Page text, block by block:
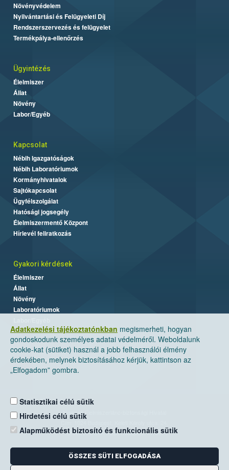
Adatkezelési tájékoztatónkban megismerheti, hogyan
gondoskodunk személyes adatai védelméről. Weboldalunk
cookie-kat (sütiket) használ a jobb felhasználói élmény
érdekében, melynek biztosításához kérjük, kattintson az
„Elfogadom” gombra.
Statisztikai célú sütik
Hirdetési célú sütik
Alapműködést biztosító és funkcionális sütik
ÖSSZES SÜTI ELFOGADÁSA
Növényvédelem
Nyilvántartási és Felügyeleti Díj
Rendszerszervezés és felügyelet
Termékpálya-ellenőrzés
Ügyintézés
Élelmiszer
Állat
Növény
Labor/Egyéb
Kapcsolat
Nébih Igazgatóságok
Nébih Laboratóriumok
Kormányhivatalok
Sajtókapcsolat
Ügyfélszolgálat
Hatósági jogsegély
Élelmiszermentő Központ
Hírlevél feliratkozás
Gyakori kérdések
Élelmiszer
Állat
Növény
Laboratóriumok
Nemzeti Élelmiszerlánc-biztonsági Hivatal
Levelezési cím: 1525 Budapest. Pf. 30.
E-mail:ugyfelszolgalat@nebih.gov.hu